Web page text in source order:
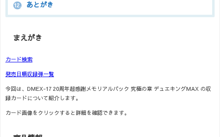
12. あとがき
まえがき
カード検索
発売日順収録弾一覧
今回は、DMEX-17 20周年超感謝メモリアルパック 究極の章 デュエキングMAX の収
録カードについて紹介します。
カード画像をクリックすると詳細を確認できます。